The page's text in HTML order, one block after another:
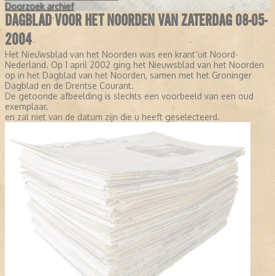
Doorzoek archief
DAGBLAD VOOR HET NOORDEN VAN ZATERDAG 08-05-
2004
Het Nieuwsblad van het Noorden was een krant uit Noord-
Nederland. Op 1 april 2002 ging het Nieuwsblad van het Noorden
op in het Dagblad van het Noorden, samen met het Groninger
Dagblad en de Drentse Courant.
De getoonde afbeelding is slechts een voorbeeld van een oud
exemplaar,
en zal niet van de datum zijn die u heeft geselecteerd.